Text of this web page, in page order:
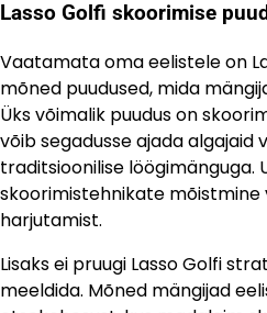
Lasso Golfi skoorimise
Vaatamata oma eelistele on
mõned puudused, mida
Üks võimalik puudus on
võib segadusse ajada algajaid
traditsioonilise löögimänguga.
skoorimistehnikate
harjutamist.
Lisaks ei pruugi Lasso Golfi
meeldida. Mõned mängijad